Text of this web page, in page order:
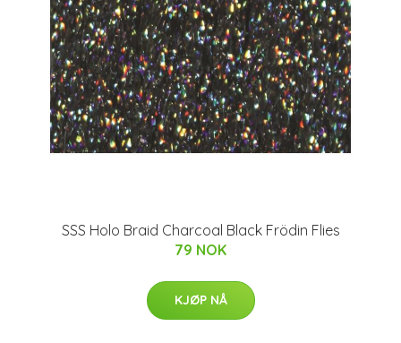
SSS Holo Braid Charcoal Black Frödin Flies
79 NOK
KJØP NÅ